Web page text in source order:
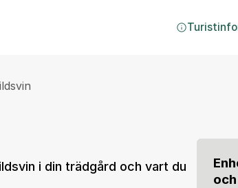
i din trädgård och vart du